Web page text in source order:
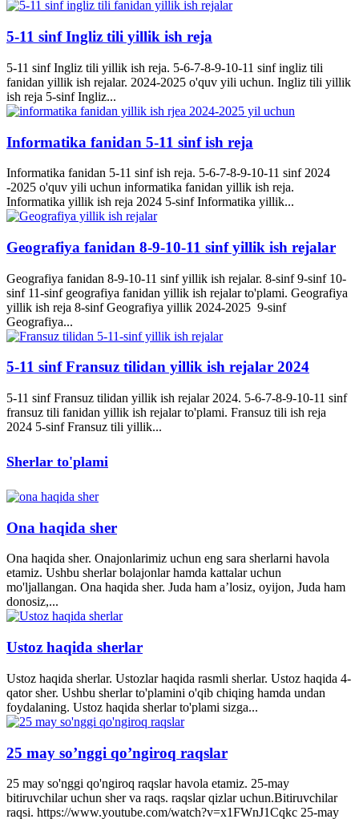
5-11 sinf Ingliz tili yillik ish reja
5-11 sinf Ingliz tili yillik ish reja. 5-6-7-8-9-10-11 sinf ingliz tili
fanidan yillik ish rejalar. 2024-2025 o'quv yili uchun. Ingliz tili yillik
ish reja 5-sinf Ingliz...
Informatika fanidan 5-11 sinf ish reja
Informatika fanidan 5-11 sinf ish reja. 5-6-7-8-9-10-11 sinf 2024
-2025 o'quv yili uchun informatika fanidan yillik ish reja.
Informatika yillik ish reja 2024 5-sinf Informatika yillik...
Geografiya fanidan 8-9-10-11 sinf yillik ish rejalar
Geografiya fanidan 8-9-10-11 sinf yillik ish rejalar. 8-sinf 9-sinf 10-
sinf 11-sinf geografiya fanidan yillik ish rejalar to'plami. Geografiya
yillik ish reja 8-sinf Geografiya yillik 2024-2025 9-sinf
Geografiya...
5-11 sinf Fransuz tilidan yillik ish rejalar 2024
5-11 sinf Fransuz tilidan yillik ish rejalar 2024. 5-6-7-8-9-10-11 sinf
fransuz tili fanidan yillik ish rejalar to'plami. Fransuz tili ish reja
2024 5-sinf Fransuz tili yillik...
Sherlar to'plami
Ona haqida sher
Ona haqida sher. Onajonlarimiz uchun eng sara sherlarni havola
etamiz. Ushbu sherlar bolajonlar hamda kattalar uchun
mo'ljallangan. Ona haqida sher. Juda ham a’losiz, oyijon, Juda ham
donosiz,...
Ustoz haqida sherlar
Ustoz haqida sherlar. Ustozlar haqida rasmli sherlar. Ustoz haqida 4-
qator sher. Ushbu sherlar to'plamini o'qib chiqing hamda undan
foydalaning. Ustoz haqida sherlar to'plami sizga...
25 may so’nggi qo’ngiroq raqslar
25 may so'nggi qo'ngiroq raqslar havola etamiz. 25-may
bitiruvchilar uchun sher va raqs. raqslar qizlar uchun.Bitiruvchilar
raqsi. https://www.youtube.com/watch?v=x1FWnJ1Cqkc 25-may